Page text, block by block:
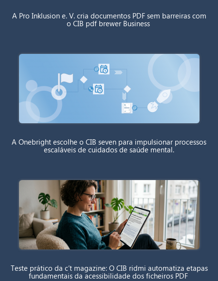
A Pro Inklusion e. V. cria documentos PDF sem barreiras com
o CIB pdf brewer Business
A Onebright escolhe o CIB seven para impulsionar processos
escaláveis de cuidados de saúde mental.
Teste prático da c’t magazine: O CIB ridmi automatiza etapas
fundamentais da acessibilidade dos ficheiros PDF